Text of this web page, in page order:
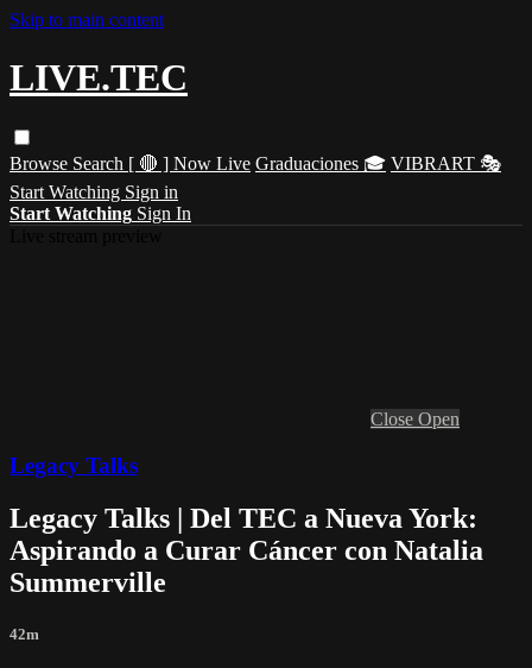
Skip to main content
LIVE.TEC
Browse Search [ 🔴 ] Now Live Graduaciones 🎓 VIBRART 🎭
Start Watching Sign in
Start Watching Sign In
Close Open
Legacy Talks
Legacy Talks | Del TEC a Nueva York:
Aspirando a Curar Cáncer con Natalia
Summerville
42m